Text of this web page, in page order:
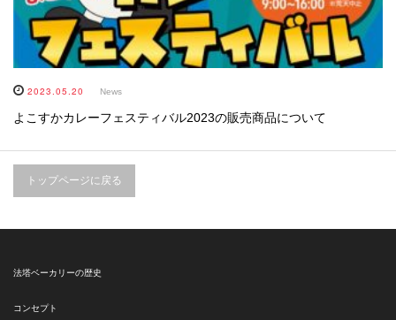
2023.05.20 News
よこすかカレーフェスティバル2023の販売商品について
トップページに戻る
法塔ベーカリーの歴史
コンセプト